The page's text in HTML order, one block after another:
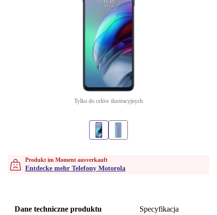
Tylko do celów ilustracyjnych
Produkt im Moment ausverkauft
Entdecke mehr Telefony Motorola
Dane techniczne produktu Specyfikacja